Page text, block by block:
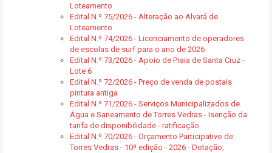
Loteamento
Edital N.º 75/2026 - Alteração ao Alvará de
Loteamento
Edital N.º 74/2026 - Licenciamento de operadores
de escolas de surf para o ano de 2026
Edital N.º 73/2026 - Apoio de Praia de Santa Cruz -
Lote 6
Edital N.º 72/2026 - Preço de venda de postais
pintura antiga
Edital N.º 71/2026 - Serviços Municipalizados de
Água e Saneamento de Torres Vedras - Isenção da
tarifa de disponibilidade - ratificação
Edital N.º 70/2026 - Orçamento Participativo de
Torres Vedras - 10ª edição - 2026 - Dotação,